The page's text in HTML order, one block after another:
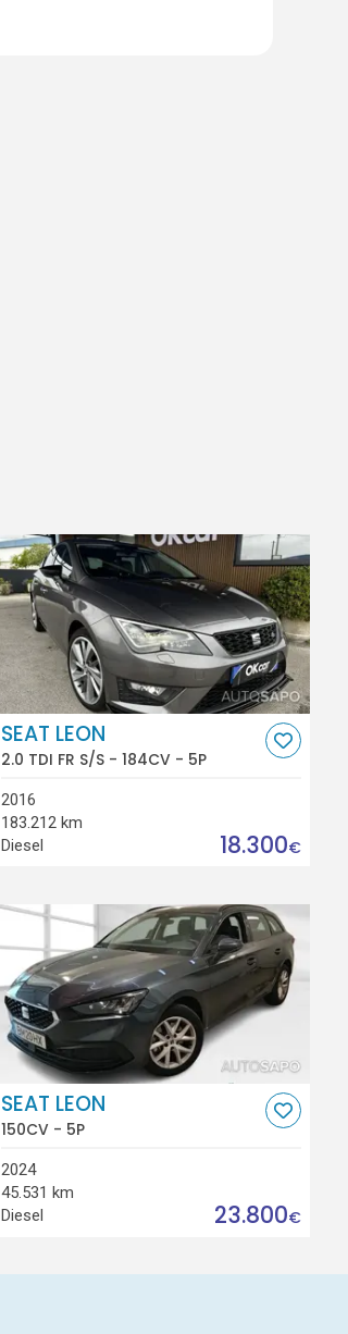
SEAT LEON
2.0 TDI FR S/S - 184CV - 5P
2016
183.212 km
Diesel
18.300€
SEAT LEON
150CV - 5P
2024
45.531 km
Diesel
23.800€